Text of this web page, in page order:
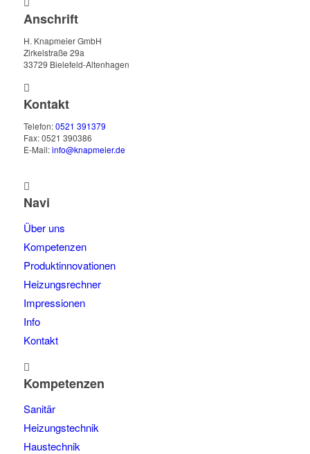
Anschrift
H. Knapmeier GmbH
Zirkelstraße 29a
33729 Bielefeld-Altenhagen
Kontakt
Telefon:0521 391379
Fax: 0521 390386
E-Mail:info@knapmeier.de
Navi
Über uns
Kompetenzen
Produktinnovationen
Heizungsrechner
Impressionen
Info
Kontakt
Kompetenzen
Sanitär
Heizungstechnik
Haustechnik